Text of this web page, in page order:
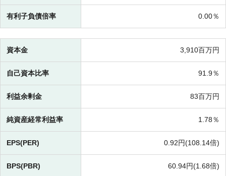
有利子負債倍率 0.00％
資本金 3,910百万円
自己資本比率 91.9％
利益余剰金 83百万円
純資産経常利益率 1.78％
EPS(PER) 0.92円(108.14倍)
BPS(PBR) 60.94円(1.68倍)